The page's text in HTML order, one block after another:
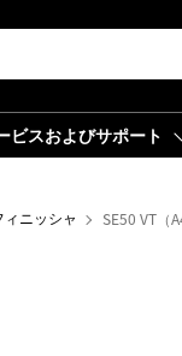
ビスおよびサポート
ニッシャ SE50 VT（